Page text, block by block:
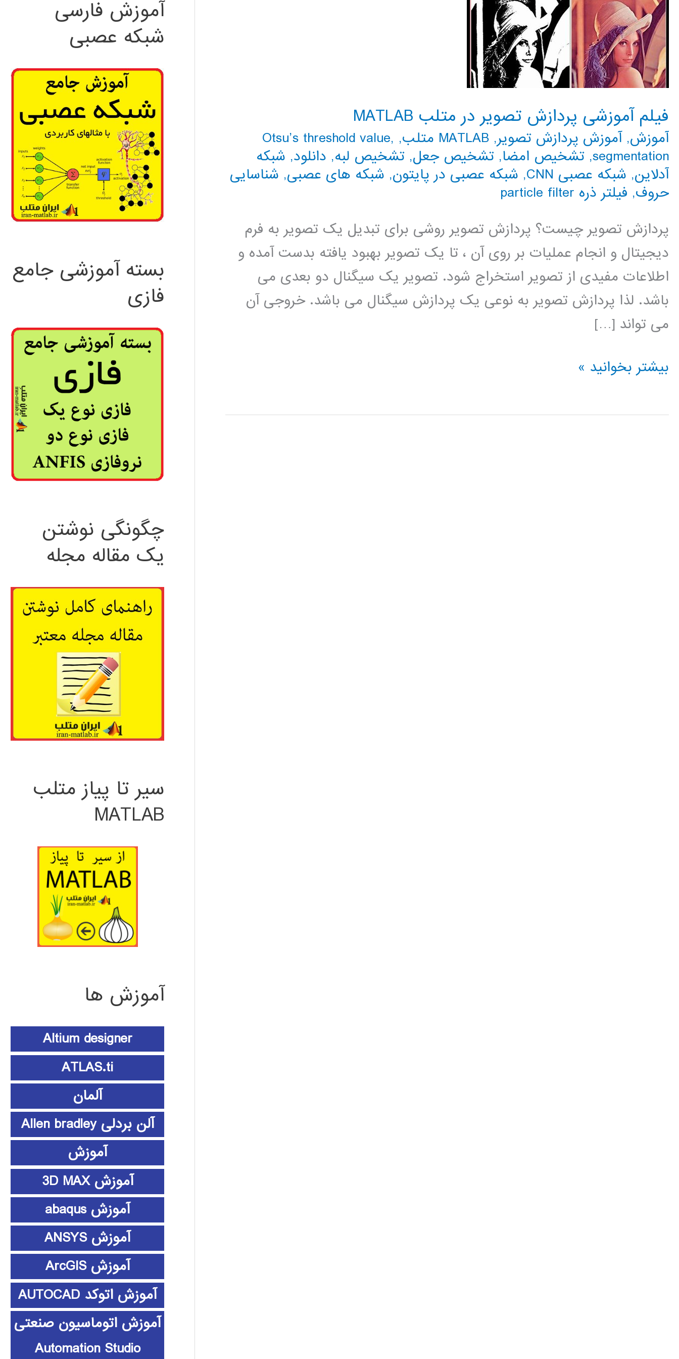
فیلم آموزشی پردازش تصویر در متلب MATLAB
آموزش,آموزش پردازش تصویر, MATLAB متلب ,
Otsu’s threshold value,
segmentation
, تشخیص امضا, تشخیص جعل, تشخیص لبه, دانلود, شبکه
آدلاین, شبکه عصبی CNN , شبکه عصبی در پایتون, شبکه های عصبی, شناسایی
حروف, فیلتر ذره particle filter
پردازش تصویر چیست؟ پردازش تصویر روشی برای تبدیل یک تصویر به فرم
دیجیتال و انجام عملیات بر روی آن ، تا یک تصویر بهبود یافته بدست آمده و
اطلاعات مفیدی از تصویر استخراج شود. تصویر یک سیگنال دو بعدی می
باشد. لذا پردازش تصویر به نوعی یک پردازش سیگنال می باشد. خروجی آن
می تواند […]
فیلم
پردازش
بیشتر بخوانید »
آموزش فارسی
شبکه عصبی
بسته آموزشی جامع
فازی
چگونگی نوشتن
یک مقاله مجله
سیر تا پیاز متلب
MATLAB
آموزش ها
Altium designer
ATLAS.ti
آلمان
آلن بردلی Allen bradley
آموزش
آموزش 3D MAX
آموزش abaqus
آموزش ANSYS
آموزش ArcGIS
آموزش اتوکد AUTOCAD
آموزش اتوماسیون صنعتی
Automation Studio